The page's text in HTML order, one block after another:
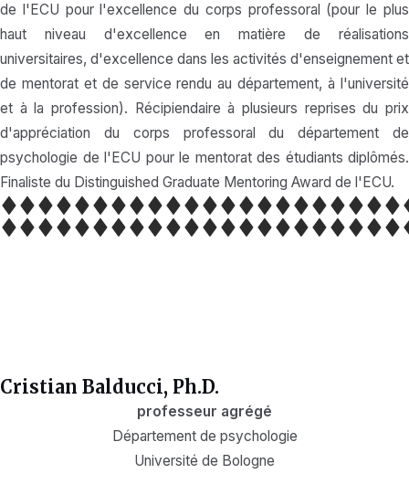
de l'ECU pour l'excellence du corps professoral (pour le plus
haut niveau d'excellence en matière de réalisations
universitaires, d'excellence dans les activités d'enseignement et
de mentorat et de service rendu au département, à l'université
et à la profession). Récipiendaire à plusieurs reprises du prix
d'appréciation du corps professoral du département de
psychologie de l'ECU pour le mentorat des étudiants diplômés.
Finaliste du Distinguished Graduate Mentoring Award de l'ECU.
Cristian Balducci, Ph.D.
professeur agrégé
Département de psychologie
Université de Bologne